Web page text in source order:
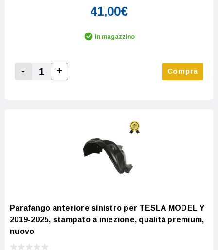
41,00€
In magazzino
Decrease Quantity:
-
Increase Quantity:
+ Compra
Parafango anteriore sinistro per TESLA MODEL Y
2019-2025, stampato a iniezione, qualità premium,
nuovo